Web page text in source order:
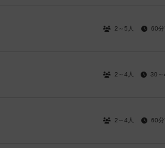
2～5人 60分
2～4人 30～
2～4人 60分